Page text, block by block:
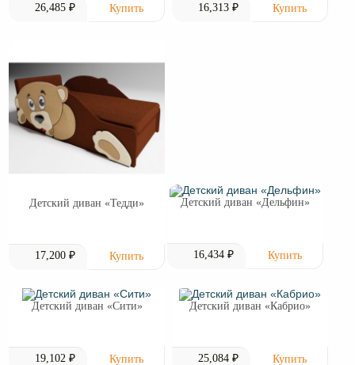
26,485 ₽ 16,313 ₽
Детский диван «Тедди»
17,200 ₽
Детский диван «Дельфин»
16,434 ₽
Детский диван «Сити»
19,102 ₽
Детский диван «Кабрио»
25,084 ₽